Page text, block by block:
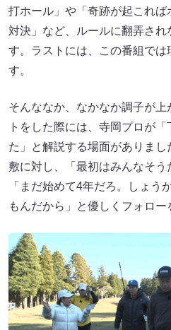
打ホール」や「奇跡が起これ
対決」など、ルールに翻弄され
す。ラストには、この番組では
す。
そんななか、なかなか調子が
トをした際には、寺岡プロが
た」と解説する場面がありま
敷に対し、「最初はみんなそ
「まだ始めて4年だろ。しょう
もんだから」と優しくフォロー